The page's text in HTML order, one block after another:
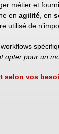
métier et
en agilité, en
utilisé de
opter pour un
selon vos